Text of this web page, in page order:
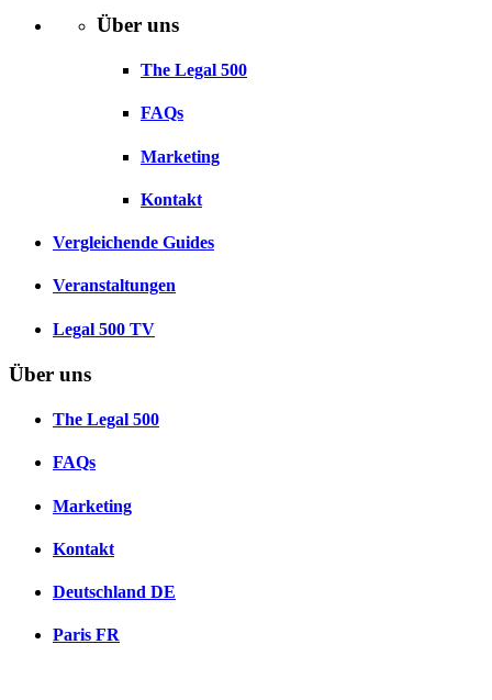
Über uns
The Legal 500
FAQs
Marketing
Kontakt
Vergleichende Guides
Veranstaltungen
Legal 500 TV
Über uns
The Legal 500
FAQs
Marketing
Kontakt
Deutschland DE
Paris FR